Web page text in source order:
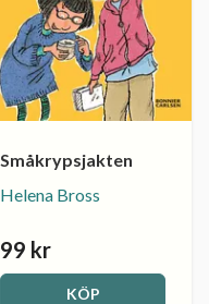
Småkrypsjakten
Helena Bross
99 kr
KÖP